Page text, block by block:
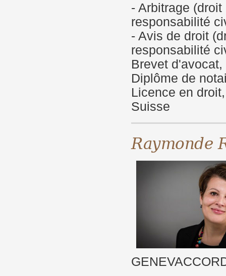
- Arbitrage
responsabilité
- Avis de droit
responsabilité
Brevet
Diplôme de
Licence en
Suisse